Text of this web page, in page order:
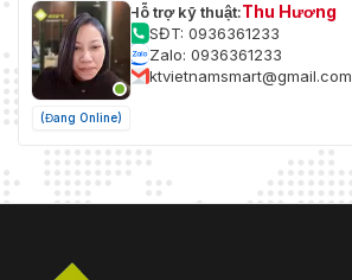
(Đang Online)
Hỗ trợ kỹ thuật:Thu Hương
SĐT: 0936361233
Zalo: 0936361233
ktvietnamsmart@gmail.com